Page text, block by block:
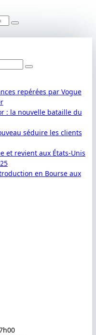
repérées par Vogue
: la nouvelle bataille du
séduire les clients
et revient aux États-Unis
en Bourse aux